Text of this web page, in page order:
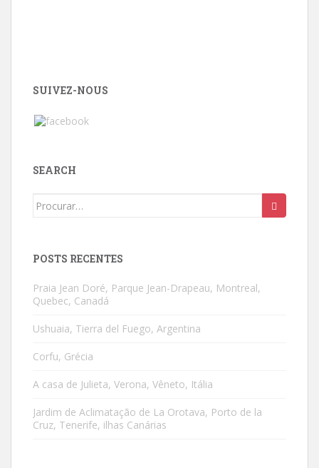
SUIVEZ-NOUS
SEARCH
Search
POSTS RECENTES
Praia Jean Doré, Parque Jean-Drapeau, Montreal,
Quebec, Canadá
Ushuaia, Tierra del Fuego, Argentina
Corfu, Grécia
A casa de Julieta, Verona, Vêneto, Itália
Jardim de Aclimatação de La Orotava, Porto de la
Cruz, Tenerife, ilhas Canárias